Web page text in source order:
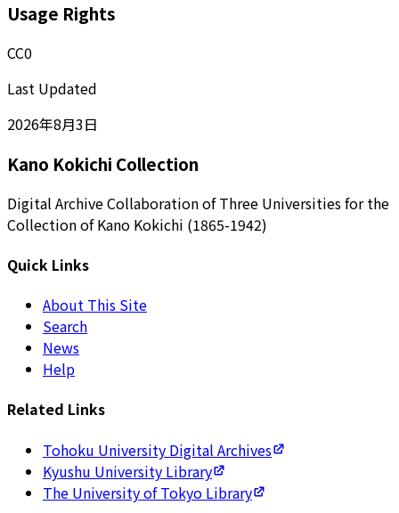
Usage Rights
CC0
Last Updated
2026年8月3日
Kano Kokichi Collection
Digital Archive Collaboration of Three Universities for the
Collection of Kano Kokichi (1865-1942)
Quick Links
About This Site
Search
News
Help
Related Links
Tohoku University Digital Archives
Kyushu University Library
The University of Tokyo Library